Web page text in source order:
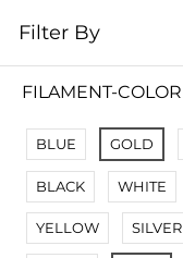
No Results
Not Found Filters1
Not Found Filters2
Filter By
FILAMENT-COLOR
BLUE GOLD
BLACK WHITE
YELLOW SILVER